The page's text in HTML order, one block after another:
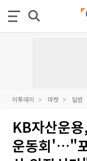
이투데이 마켓 일반
KB자산운
운동회'…"